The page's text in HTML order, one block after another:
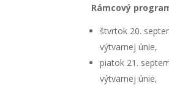
Rám­co­vý
štvr­tok 20.
výtvar­nej únie,
pia­tok 21.
výtvar­nej únie,